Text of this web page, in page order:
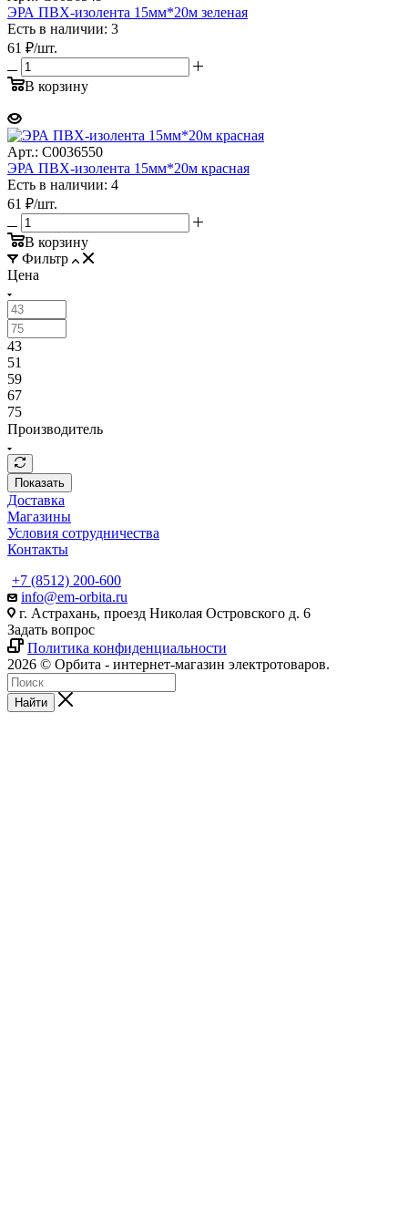
ЭРА ПВХ-изолента 15мм*20м зеленая
Есть в наличии: 3
61 ₽/шт.
В корзину
Арт.: C0036550
ЭРА ПВХ-изолента 15мм*20м красная
Есть в наличии: 4
61 ₽/шт.
В корзину
Фильтр
Цена
43
51
59
67
75
Производитель
Показать
Доставка
Магазины
Условия сотрудничества
Контакты
+7 (8512) 200-600
info@em-orbita.ru
г. Астрахань, проезд Николая Островского д. 6
Задать вопрос
Политика конфиденциальности
2026 © Орбита - интернет-магазин электротоваров.
Найти